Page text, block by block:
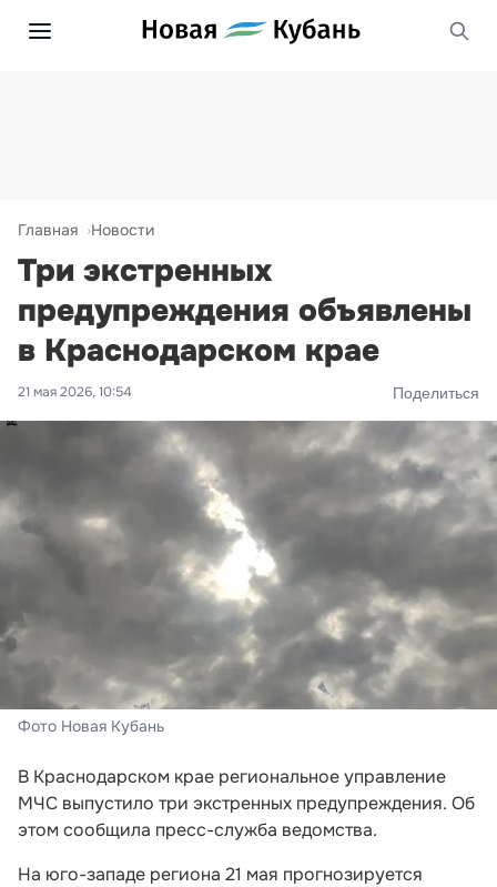
Главная Новости
Три экстренных
предупреждения объявлены
в Краснодарском крае
21 мая 2026, 10:54 Поделиться
Фото Новая Кубань
В Краснодарском крае региональное управление
МЧС выпустило три экстренных предупреждения. Об
этом сообщила пресс-служба ведомства.
На юго-западе региона 21 мая прогнозируется